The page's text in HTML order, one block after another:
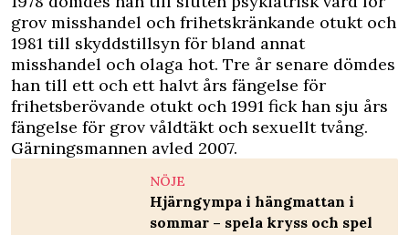
grov misshandel och frihetskränkande otukt och
1981 till skyddstillsyn för bland annat
misshandel och olaga hot. Tre år senare dömdes
han till ett och ett halvt års fängelse för
frihetsberövande otukt och 1991 fick han sju års
fängelse för grov våldtäkt och sexuellt tvång.
Gärningsmannen avled 2007.
NÖJE
Hjärngympa i hängmattan i
sommar – spela kryss och spel